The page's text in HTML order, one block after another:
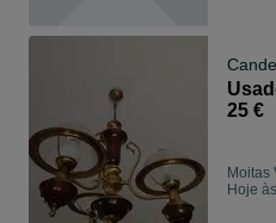
25 €
Moitas
Hoje